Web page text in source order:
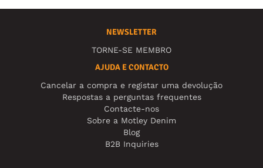
NEWSLETTER
TORNE-SE MEMBRO
AJUDA E CONTACTO
Cancelar a compra e registar uma devolução
Respostas a perguntas frequentes
Contacte-nos
Sobre a Motley Denim
Blog
B2B Inquiries